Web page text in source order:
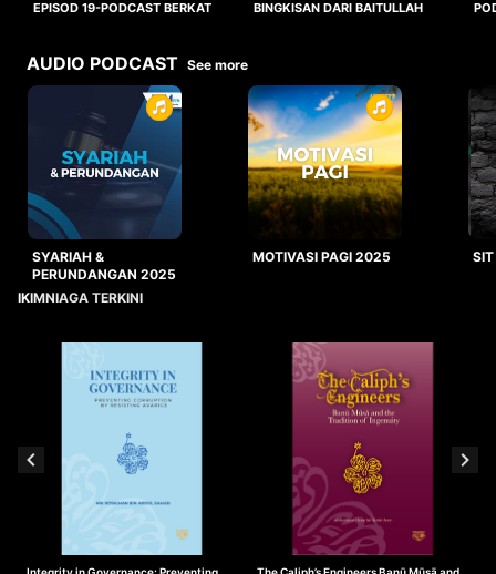
EPISOD 19-PODCAST BERKAT
BINGKISAN DARI BAITULLAH
AUDIO PODCAST See more
SYARIAH &
PERUNDANGAN 2025
MOTIVASI PAGI 2025
IKIMNIAGA TERKINI